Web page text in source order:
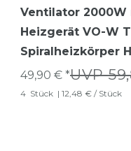
Ventilator 2000W
Heizgerät VO-W
Spiralheizkörper
UVP
49,90 € *
4 Stück | 12,48 € / Stück